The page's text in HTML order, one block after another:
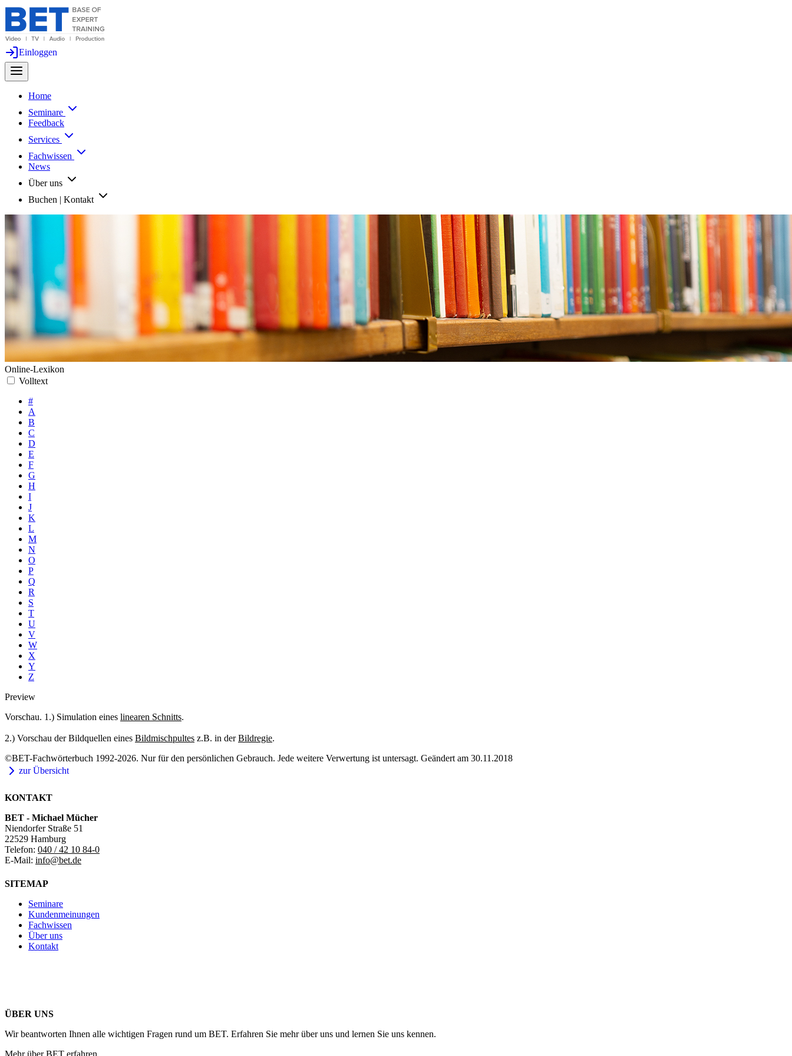
Einloggen
Home
Seminare
Feedback
Services
Fachwissen
News
Über uns
Buchen | Kontakt
Online-Lexikon
Volltext
#
A
B
C
D
E
F
G
H
I
J
K
L
M
N
O
P
Q
R
S
T
U
V
W
X
Y
Z
Preview
Vorschau. 1.) Simulation eines linearen Schnitts.
2.) Vorschau der Bildquellen eines Bildmischpultes z.B. in derBildregie.
©BET-Fachwörterbuch 1992-2026. Nur für den persönlichen Gebrauch. Jede weitere Verwertung ist untersagt. Geändert am 30.11.2018
zur Übersicht
KONTAKT
BET - Michael Mücher
Niendorfer Straße 51
22529 Hamburg
Telefon: 040 / 42 10 84-0
E-Mail: info@bet.de
SITEMAP
Seminare
Kundenmeinungen
Fachwissen
Über uns
Kontakt
ÜBER UNS
Wir beantworten Ihnen alle wichtigen Fragen rund um BET. Erfahren Sie mehr über uns und lernen Sie uns kennen.
Mehr über BET erfahren